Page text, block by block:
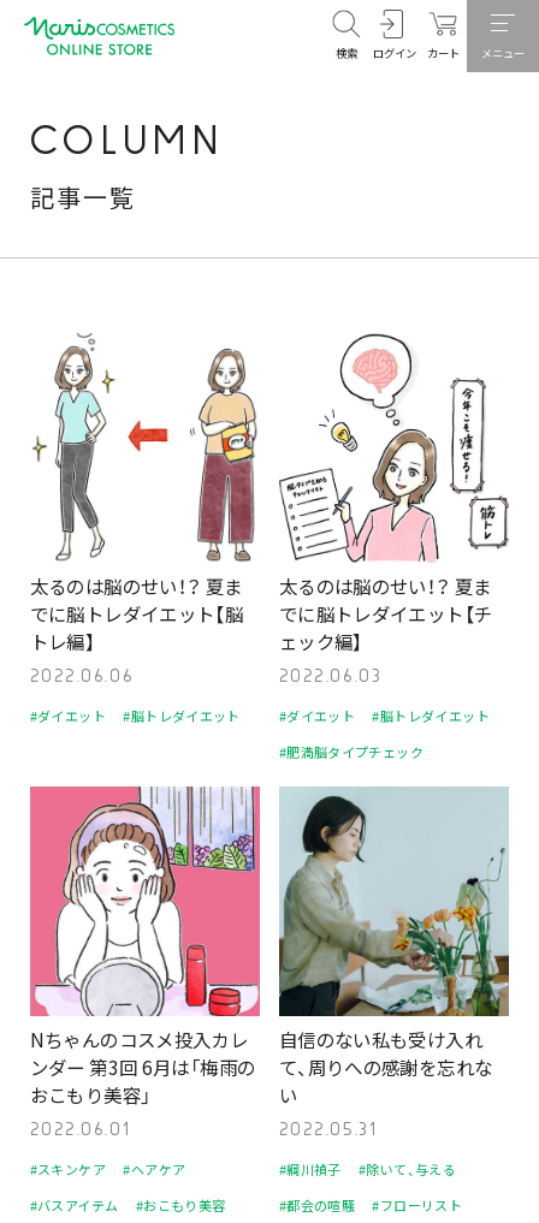
検索 ログイン カート メニュー
COLUMN
記事一覧
太るのは脳のせい！？ 夏ま
でに脳トレダイエット【脳
トレ編】
2022.06.06
#ダイエット #脳トレダイエット
太るのは脳のせい！？ 夏ま
でに脳トレダイエット【チ
ェック編】
2022.06.03
#ダイエット
#脳トレダイエット
#肥満脳タイプチェック
Nちゃんのコスメ投入カレ
ンダー 第3回 6月は「梅雨の
おこもり美容」
2022.06.01
#スキンケア
#ヘアケア
#バスアイテム
#おこもり美容
自信のない私も受け入れ
て、周りへの感謝を忘れな
い
2022.05.31
#綱川禎子
#除いて、与える
#都会の喧騒
#フローリスト